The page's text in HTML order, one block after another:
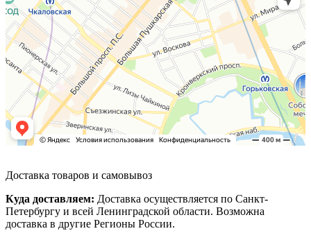
Доставка товаров и самовывоз
Куда доставляем: Доставка осуществляется по Санкт-
Петербургу и всей Ленинградской области. Возможна
доставка в другие Регионы России.